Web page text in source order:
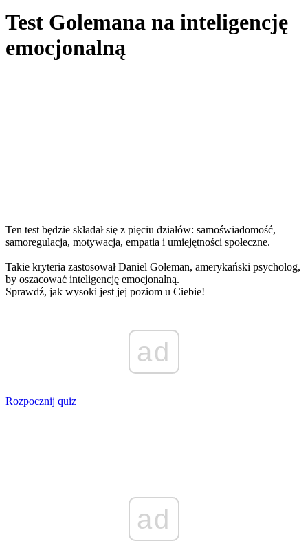
Test Golemana na inteligencję
emocjonalną
Ten test będzie składał się z pięciu działów: samoświadomość,
samoregulacja, motywacja, empatia i umiejętności społeczne.
Takie kryteria zastosował Daniel Goleman, amerykański psycholog,
by oszacować inteligencję emocjonalną.
Sprawdź, jak wysoki jest jej poziom u Ciebie!
ad
Rozpocznij quiz
ad